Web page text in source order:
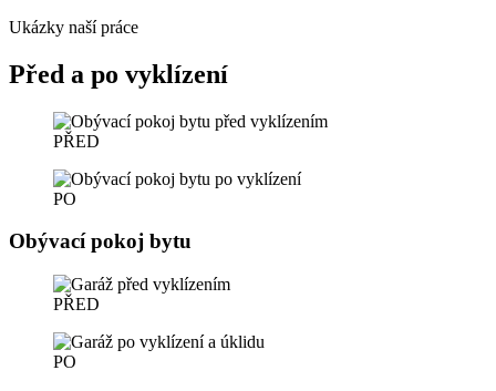
Ukázky naší práce
Před a po vyklízení
PŘED
PO
Obývací pokoj bytu
PŘED
PO